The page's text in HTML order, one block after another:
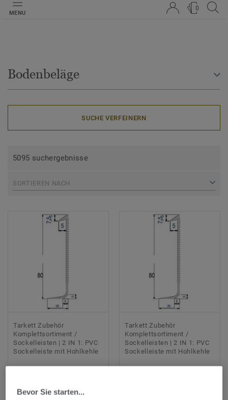
MENU
0
Bodenbeläge
SUCHE VERFEINERN
5095 suchergebnisse
SORTIEREN NACH
Tarkett Zubehör
Komplettsortiment /
Sockelleisten | 2 IN 1: PVC
Sockelleiste mit Hohlkehle
PAD 8 - LIGHT GREY
Tarkett Zubehör
Komplettsortiment /
Sockelleisten | 2 IN 1: PVC
Sockelleiste mit Hohlkehle
PAD 8 - WHITE
Bevor Sie starten...